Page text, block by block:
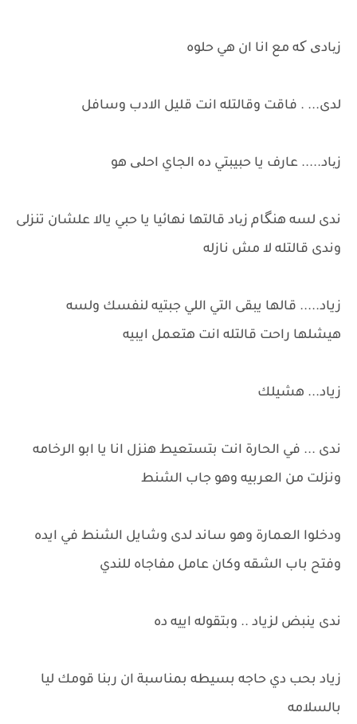
زیادی که مع انا ان هي حلوه
لدى... . فاقت وقالتله انت قليل الادب وسافل
زیاد..... عارف يا حبيبتي ده الجاي احلی هو
ندى لسه هنگام زیاد قالتها نهائيا يا حبي يالا علشان تنزلى
وندى قالتله لا مش نازله
زياد..... قالها يبقى التي اللي جبتيه لنفسك ولسه
هيشلها راحت قالتله انت هتعمل ايبيه
زياد... هشيلك
ندى ... في الحارة انت بتستعيط هنزل انا يا ابو الرخامه
ونزلت من العربيه وهو جاب الشنط
ودخلوا العمارة وهو ساند لدى وشايل الشنط في ايده
وفتح باب الشقه وكان عامل مفاجاه للندي
ندى ينبض لزياد .. وبتقوله اييه ده
زياد بحب دي حاجه بسيطه بمناسبة ان ربنا قومك ليا
بالسلامه